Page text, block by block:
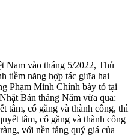
Nam vào tháng 5/2022, Thủ
tiềm năng hợp tác giữa hai
Phạm Minh Chính bày tỏ tại
Bản tháng Năm vừa qua:
tâm, cố gắng và thành công, thì
tâm, cố gắng và thành công
với nền tảng quý giá của